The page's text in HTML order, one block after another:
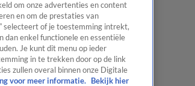
om onze advertenties en content
en om de prestaties van
selecteert of je toestemming intrekt,
dan enkel functionele en essentiële
Je kunt dit menu op ieder
in te trekken door op de link
zullen overal binnen onze Digitale
voor meer informatie. Bekijk hier